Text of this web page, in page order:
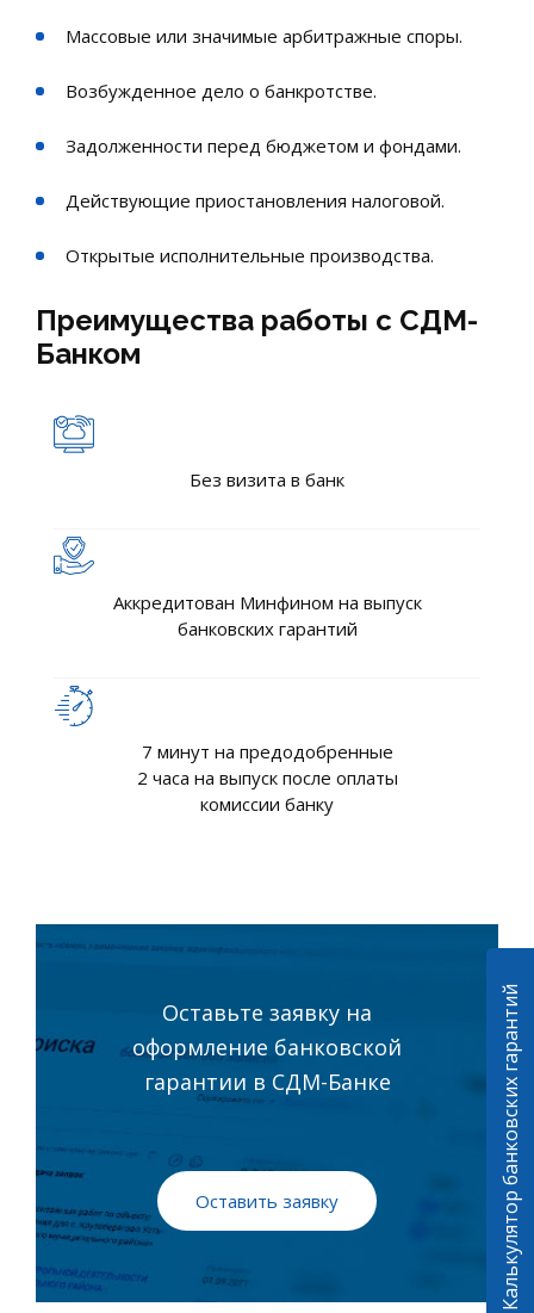
Массовые или значимые арбитражные споры.
Возбужденное дело о банкротстве.
Задолженности перед бюджетом и фондами.
Действующие приостановления налоговой.
Открытые исполнительные производства.
Преимущества работы с СДМ-
Банком
Без визита в банк
Аккредитован Минфином на выпуск
банковских гарантий
7 минут на предодобренные
2 часа на выпуск после оплаты
комиссии банку
Оставьте заявку на
оформление банковской
гарантии в СДМ-Банке
Оставить заявку Калькулятор банковских гарантий